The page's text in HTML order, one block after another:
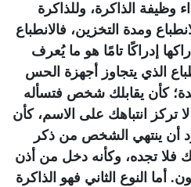
وظيفة الذاكرة، وللذاكرة
ومدة التخزين، فالانطباع
إدراكًا تامًا هو ما يُعرف
الذي يتجاوز أجهزة الحس
كأن يقابلك شخص فتسأله
تركز انتباهك على الاسم، كأن
أن ينتهي الشخص من ذكر
فلا تجده، وكأنه دخل من أذن
أما النوع الثاني فهو الذاكرة